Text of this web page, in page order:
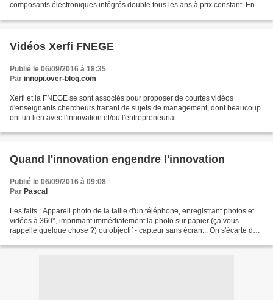
composants électroniques intégrés double tous les ans à prix constant. En
Vidéos Xerfi FNEGE
Publié le 06/09/2016 à 18:35
Par innopi.over-blog.com
Xerfi et la FNEGE se sont associés pour proposer de courtes vidéos
d'enseignants chercheurs traitant de sujets de management, dont beaucoup
ont un lien avec l'innovation et/ou l'entrepreneuriat :
Quand l'innovation engendre l'innovation
Publié le 06/09/2016 à 09:08
Par Pascal
Les faits : Appareil photo de la taille d'un téléphone, enregistrant photos et
vidéos à 360°, imprimant immédiatement la photo sur papier (ça vous
rappelle quelque chose ?) ou objectif - capteur sans écran... On s'écarte de